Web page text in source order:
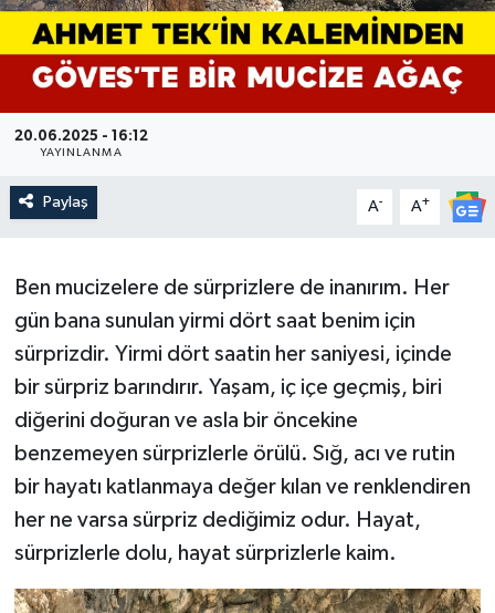
20.06.2025 - 16:12
YAYINLANMA
Paylaş A- A+
Ben mucizelere de sürprizlere de inanırım. Her
gün bana sunulan yirmi dört saat benim için
sürprizdir. Yirmi dört saatin her saniyesi, içinde
bir sürpriz barındırır. Yaşam, iç içe geçmiş, biri
diğerini doğuran ve asla bir öncekine
benzemeyen sürprizlerle örülü. Sığ, acı ve rutin
bir hayatı katlanmaya değer kılan ve renklendiren
her ne varsa sürpriz dediğimiz odur. Hayat,
sürprizlerle dolu, hayat sürprizlerle kaim.